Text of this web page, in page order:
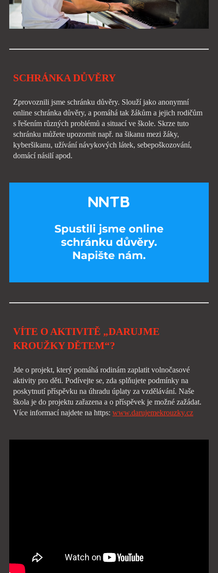
SCHRÁNKA DŮVĚRY
Zprovoznili jsme schránku důvěry. Slouží jako anonymní
online schránka důvěry, a pomáhá tak žákům a jejich rodičům
s řešením různých problémů a situací ve škole. Skrze tuto
schránku můžete upozornit např. na šikanu mezi žáky,
kyberšikanu, užívání návykových látek, sebepoškozování,
domácí násilí apod.
VÍTE O AKTIVITĚ „DARUJME
KROUŽKY DĚTEM“?
Jde o projekt, který pomáhá rodinám zaplatit volnočasové
aktivity pro děti. Podívejte se, zda splňujete podmínky na
poskytnutí příspěvku na úhradu úplaty za vzdělávání. Naše
škola je do projektu zařazena a o příspěvek je možné zažádat.
Více informací najdete na https:www.darujemekrouzky.cz